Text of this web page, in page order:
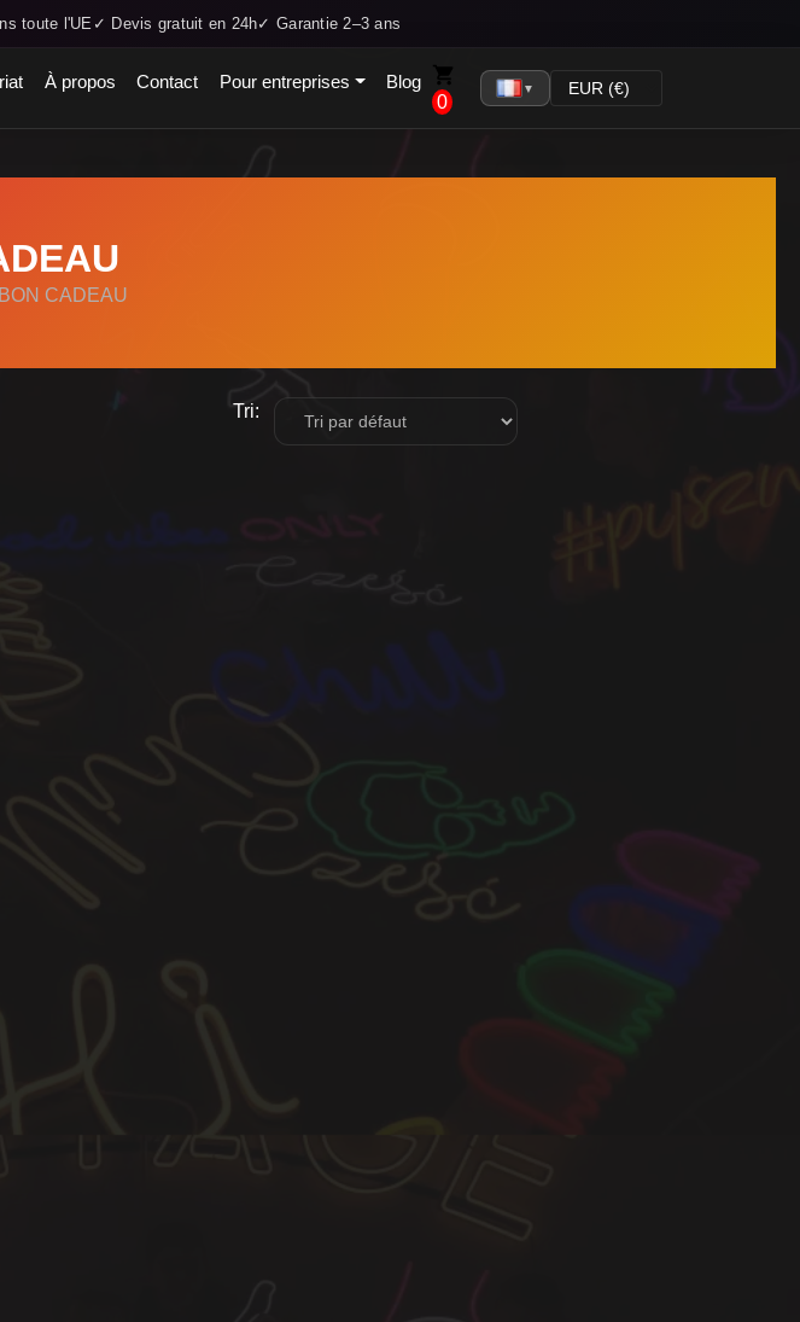
toute l'UE ✓ Devis gratuit en 24h✓ Garantie 2–3 ans
À propos Contact Pour entreprises Blog
0
▼
BON CADEAU
Tri: